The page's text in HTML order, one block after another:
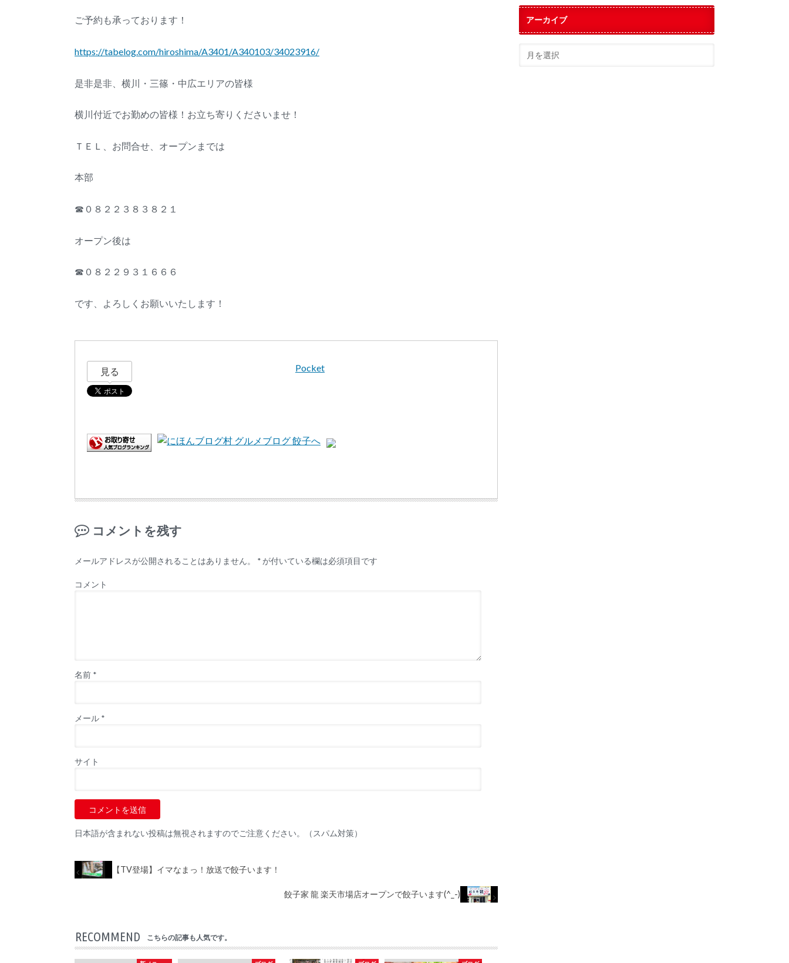
ご予約も承っております！
https://tabelog.com/hiroshima/A3401/A340103/34023916/
是非是非、横川・三篠・中広エリアの皆様
横川付近でお勤めの皆様！お立ち寄りくださいませ！
ＴＥＬ、お問合せ、オープンまでは
本部
☎０８２２３８３８２１
オープン後は
☎０８２２９３１６６６
です、よろしくお願いいたします！
見る Pocket
コメントを残す
メールアドレスが公開されることはありません。 * が付いている欄は必須項目です
コメント
名前 *
メール *
サイト
日本語が含まれない投稿は無視されますのでご注意ください。（スパム対策）
【TV登場】イマなまっ！放送で餃子います！
餃子家 龍 楽天市場店オープンで餃子います(^_-)
RECOMMEND こちらの記事も人気です。
アーカイブ